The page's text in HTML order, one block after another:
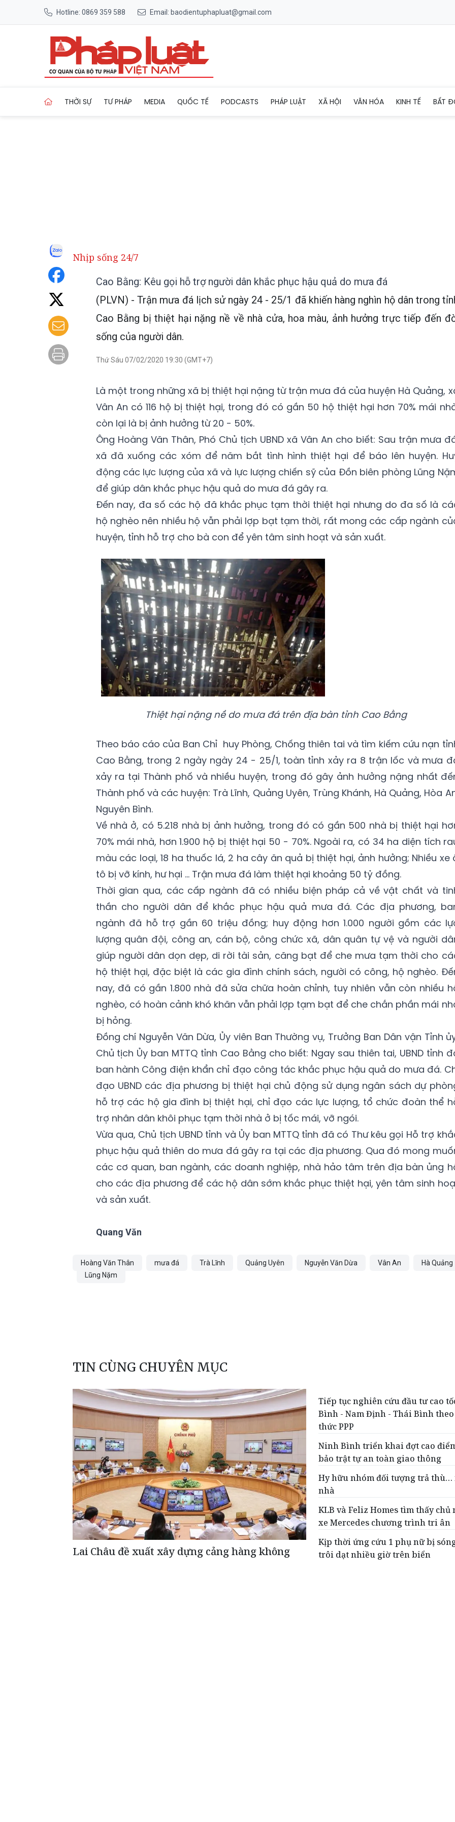
Hotline: 0869 359 588 Email: baodientuphapluat@gmail.com
THỜI SỰ TƯ PHÁP MEDIA QUỐC TẾ PODCASTS PHÁP LUẬT XÃ HỘI VĂN HÓA KINH TẾ BẤT
Nhịp sống 24/7
Cao Bằng: Kêu gọi hỗ trợ người dân khắc phục hậu quả do mưa đá
(PLVN) - Trận mưa đá lịch sử ngày 24 - 25/1 đã khiến hàng nghìn hộ dân trong
Cao Bằng bị thiệt hại nặng nề về nhà cửa, hoa màu, ảnh hưởng trực tiếp đến
sống của người dân.
Thứ Sáu 07/02/2020 19:30 (GMT+7)
Là một trong những xã bị thiệt hại nặng từ trận mưa đá của huyện Hà Quảng,
Vân An có 116 hộ bị thiệt hại, trong đó có gần 50 hộ thiệt hại hơn 70% mái
còn lại là bị ảnh hưởng từ 20 - 50%.
Ông Hoàng Văn Thân, Phó Chủ tịch UBND xã Vân An cho biết: Sau trận mưa
xã đã xuống các xóm để năm bắt tình hình thiệt hại để báo lên huyện.
động các lực lượng của xã và lực lượng chiến sỹ của Đồn biên phòng Lũng
để giúp dân khắc phục hậu quả do mưa đá gây ra.
Đến nay, đa số các hộ đã khắc phục tạm thời thiệt hại nhưng do đa số là
hộ nghèo nên nhiều hộ vẫn phải lợp bạt tạm thời, rất mong các cấp ngành
huyện, tỉnh hỗ trợ cho bà con để yên tâm sinh hoạt và sản xuất.
Thiệt hại nặng nề do mưa đá trên địa bàn tỉnh Cao Bằng
Theo báo cáo của Ban Chỉ huy Phòng, Chống thiên tai và tìm kiếm cứu nạn
Cao Bằng, trong 2 ngày ngày 24 - 25/1, toàn tỉnh xảy ra 8 trận lốc và mưa
xảy ra tại Thành phố và nhiều huyện, trong đó gây ảnh hưởng nặng nhất
Thành phố và các huyện: Trà Lĩnh, Quảng Uyên, Trùng Khánh, Hà Quảng, Hòa
Nguyên Bình.
Về nhà ở, có 5.218 nhà bị ảnh hưởng, trong đó có gần 500 nhà bị thiệt hại
70% mái nhà, hơn 1.900 hộ bị thiệt hại 50 - 70%. Ngoài ra, có 34 ha diện tích
màu các loại, 18 ha thuốc lá, 2 ha cây ăn quả bị thiệt hại, ảnh hưởng; Nhiều xe
tô bị vỡ kính, hư hại … Trận mưa đá làm thiệt hại khoảng 50 tỷ đồng.
Thời gian qua, các cấp ngành đã có nhiều biện pháp cả về vật chất và
thần cho người dân để khắc phục hậu quả mưa đá. Các địa phương,
ngành đã hỗ trợ gần 60 triệu đồng; huy động hơn 1.000 người gồm các
lượng quân đội, công an, cán bộ, công chức xã, dân quân tự vệ và người
giúp người dân dọn dẹp, di rời tài sản, căng bạt để che mưa tạm thời cho
hộ thiệt hại, đặc biệt là các gia đình chính sách, người có công, hộ nghèo.
nay, đã có gần 1.800 nhà đã sửa chữa hoàn chỉnh, tuy nhiên vẫn còn nhiều
nghèo, có hoàn cảnh khó khăn vẫn phải lợp tạm bạt để che chắn phần mái
bị hỏng.
Đồng chí Nguyễn Văn Dừa, Ủy viên Ban Thường vụ, Trưởng Ban Dân vận Tỉnh
Chủ tịch Ủy ban MTTQ tỉnh Cao Bằng cho biết: Ngay sau thiên tai, UBND tỉnh
ban hành Công điện khẩn chỉ đạo công tác khắc phục hậu quả do mưa đá.
đạo UBND các địa phương bị thiệt hại chủ động sử dụng ngân sách dự
hỗ trợ các hộ gia đình bị thiệt hại, chỉ đạo các lực lượng, tổ chức đoàn thể
trợ nhân dân khôi phục tạm thời nhà ở bị tốc mái, vỡ ngói.
Vừa qua, Chủ tịch UBND tỉnh và Ủy ban MTTQ tỉnh đã có Thư kêu gọi Hỗ trợ
phục hậu quả thiên do mưa đá gây ra tại các địa phương. Qua đó mong
các cơ quan, ban ngành, các doanh nghiệp, nhà hảo tâm trên địa bàn ủng
cho các địa phương để các hộ dân sớm khắc phục thiệt hại, yên tâm sinh
và sản xuất.
Quang Văn
Hoàng Văn Thân mưa đá Trà Lĩnh Quảng Uyên Nguyễn Văn Dừa Vân An
Hà Quảng
Lũng Nặm
TIN CÙNG CHUYÊN MỤC
Lai Châu đề xuất xây dựng cảng hàng không
Tiếp tục nghiên cứu đầu tư cao
Bình - Nam Định - Thái Bình
thức PPP
Ninh Bình triển khai đợt cao
bảo trật tự an toàn giao thông
Hy hữu nhóm đối tượng trả thù…
nhà
KLB và Feliz Homes tìm thấy chủ
xe Mercedes chương trình tri ân
Kịp thời ứng cứu 1 phụ nữ bị
trôi dạt nhiều giờ trên biển